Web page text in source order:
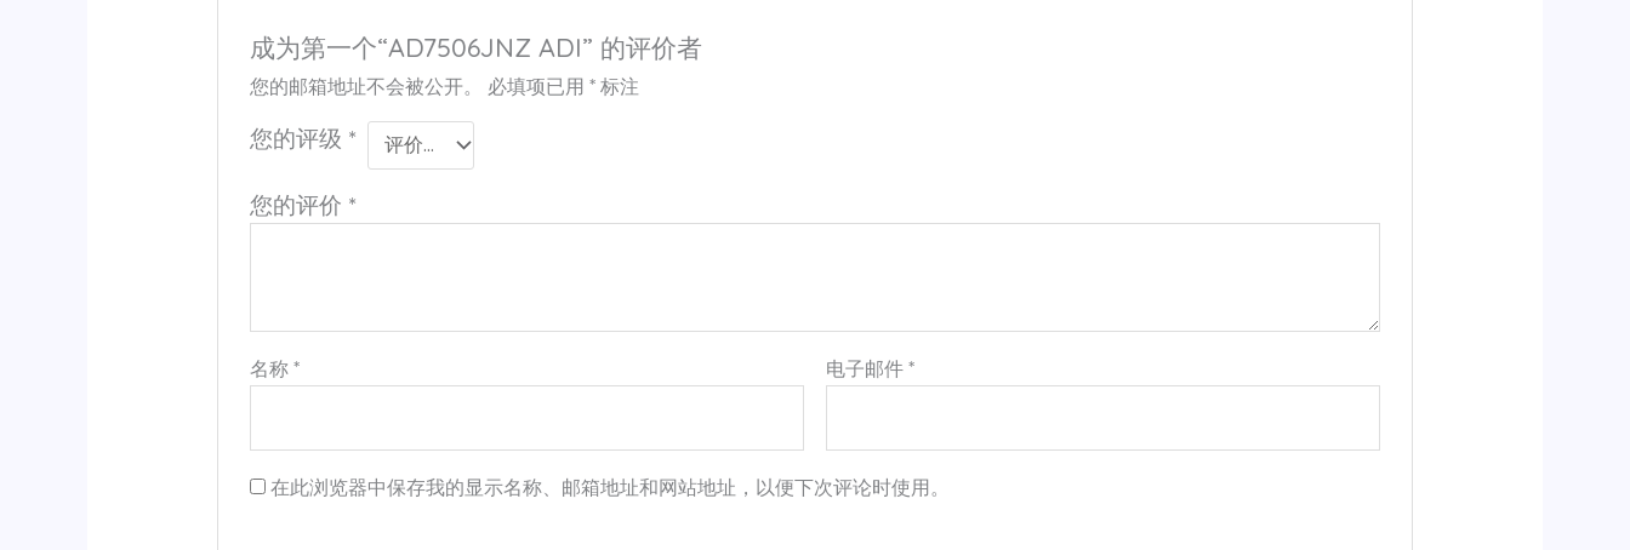
成为第一个“AD7506JNZ ADI” 的评价者
您的邮箱地址不会被公开。 必填项已用* 标注
您的评级 *
您的评价 *
名称* 电子邮件*
在此浏览器中保存我的显示名称、邮箱地址和网站地址，以便下次评论时使用。